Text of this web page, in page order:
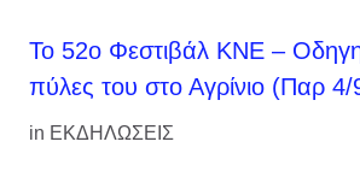
Το 52ο Φεστιβάλ ΚΝΕ –
πύλες του στο Αγρίνιο (Παρ
in ΕΚΔΗΛΩΣΕΙΣ